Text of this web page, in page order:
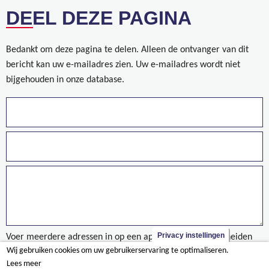
DEEL DEZE PAGINA
Bedankt om deze pagina te delen. Alleen de ontvanger van dit
bericht kan uw e-mailadres zien. Uw e-mailadres wordt niet
bijgehouden in onze database.
Voer meerdere adressen in op een aparte regels of gescheiden
door een komma.
Privacy instellingen
Wij gebruiken cookies om uw gebruikerservaring te optimaliseren.
Lees meer